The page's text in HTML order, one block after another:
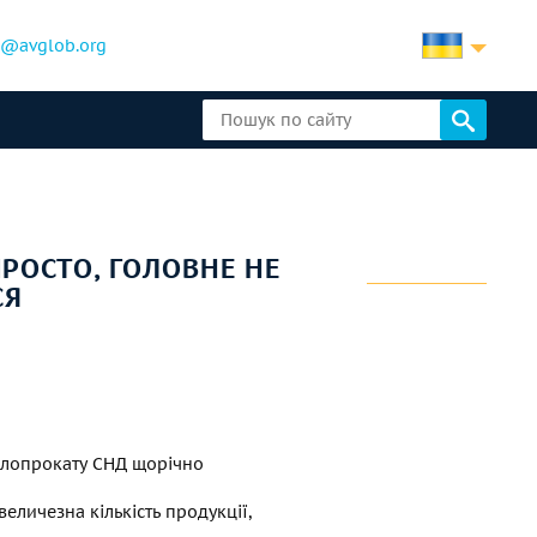
ГОЛОВНЕ НЕ
СНД щорічно
кількість продукції,